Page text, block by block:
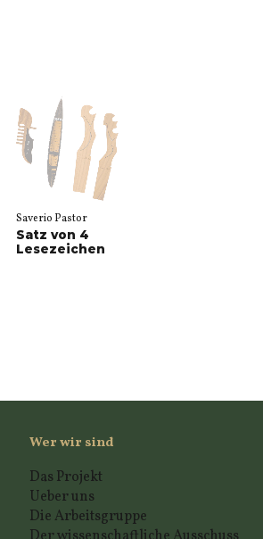
Saverio Pastor
Satz von 4
Lesezeichen
Wer wir sind
Das Projekt
Ueber uns
Die Arbeitsgruppe